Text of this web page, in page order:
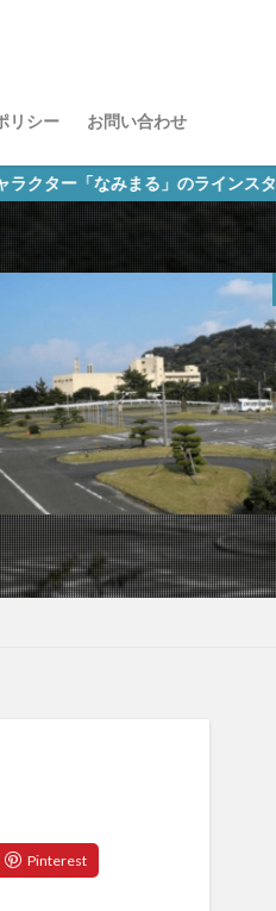
リシー お問い合わせ
る」のラインスタンプが登場！